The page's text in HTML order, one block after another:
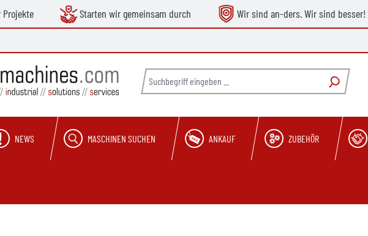
Starten wir gemeinsam durch Wir sind an-ders. Wir sind besser!
NEWS MASCHINEN SUCHEN ANKAUF ZUBEHÖR